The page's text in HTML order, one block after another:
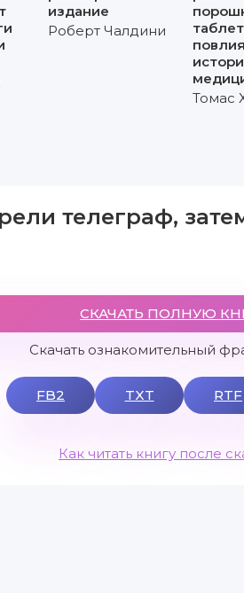
издание
Роберт Чалдини
Томас
телеграф,
СКАЧАТЬ ПОЛНУЮ
Скачать ознакомительный
FB2 TXT RTF
Как читать книгу после